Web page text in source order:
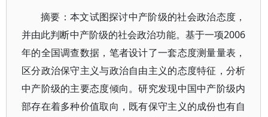
摘要：本文试图探讨中产阶级的社会政治态度，
并由此判断中产阶级的社会政治功能。基于一项2006
年的全国调查数据，笔者设计了一套态度测量量表，
区分政治保守主义与政治自由主义的态度特征，分析
中产阶级的主要态度倾向。研究发现中国中产阶级内
部存在着多种价值取向，既有保守主义的成份也有自